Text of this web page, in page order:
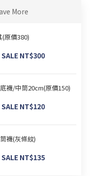
More
原價380)
SALE NT$300
襪/中筒20cm(原價150)
SALE NT$120
襪(灰條紋)
SALE NT$135